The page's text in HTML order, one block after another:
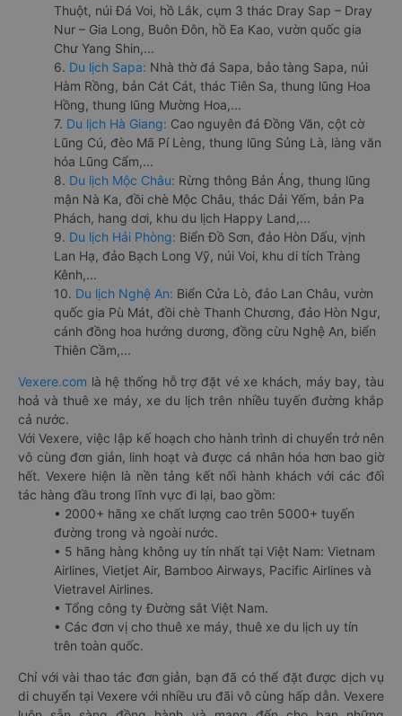
Thuột, núi Đá Voi, hồ Lắk, cụm 3 thác Dray Sap – Dray
Nur – Gia Long, Buôn Đôn, hồ Ea Kao, vườn quốc gia
Chư Yang Shin,...
6. Du lịch Sapa: Nhà thờ đá Sapa, bảo tàng Sapa, núi
Hàm Rồng, bản Cát Cát, thác Tiên Sa, thung lũng Hoa
Hồng, thung lũng Mường Hoa,...
7. Du lịch Hà Giang: Cao nguyên đá Đồng Văn, cột cờ
Lũng Cú, đèo Mã Pí Lèng, thung lũng Sủng Là, làng văn
hóa Lũng Cẩm,...
8. Du lịch Mộc Châu: Rừng thông Bản Áng, thung lũng
mận Nà Ka, đồi chè Mộc Châu, thác Dải Yếm, bản Pa
Phách, hang dơi, khu du lịch Happy Land,...
9. Du lịch Hải Phòng: Biển Đồ Sơn, đảo Hòn Dấu, vịnh
Lan Hạ, đảo Bạch Long Vỹ, núi Voi, khu di tích Tràng
Kênh,...
10. Du lịch Nghệ An: Biển Cửa Lò, đảo Lan Châu, vườn
quốc gia Pù Mát, đồi chè Thanh Chương, đảo Hòn Ngư,
cánh đồng hoa hướng dương, đồng cừu Nghệ An, biển
Thiên Cầm,...
Vexere.com là hệ thống hỗ trợ đặt vé xe khách, máy bay, tàu
hoả và thuê xe máy, xe du lịch trên nhiều tuyến đường khắp
cả nước.
Với Vexere, việc lập kế hoạch cho hành trình di chuyển trở nên
vô cùng đơn giản, linh hoạt và được cá nhân hóa hơn bao giờ
hết. Vexere hiện là nền tảng kết nối hành khách với các đối
tác hàng đầu trong lĩnh vực đi lại, bao gồm:
• 2000+ hãng xe chất lượng cao trên 5000+ tuyến
đường trong và ngoài nước.
• 5 hãng hàng không uy tín nhất tại Việt Nam: Vietnam
Airlines, Vietjet Air, Bamboo Airways, Pacific Airlines và
Vietravel Airlines.
• Tổng công ty Đường sắt Việt Nam.
• Các đơn vị cho thuê xe máy, thuê xe du lịch uy tín
trên toàn quốc.
Chỉ với vài thao tác đơn giản, bạn đã có thể đặt được dịch vụ
di chuyển tại Vexere với nhiều ưu đãi vô cùng hấp dẫn. Vexere